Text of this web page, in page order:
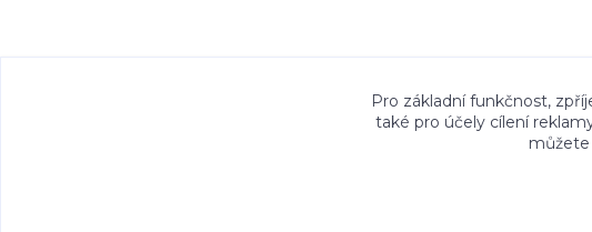
Veškeré fotografie, grafické návrhy, vizualizace a
právem. Jejich použití bez předchozího písemného
Pro základní funkčnost,
také pro účely cílení
můžete